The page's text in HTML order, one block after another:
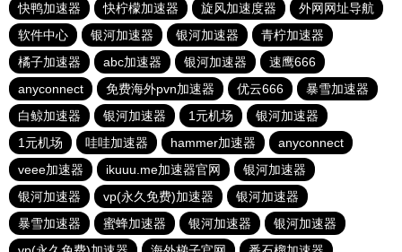
快鸭加速器
快柠檬加速器 旋风加速度器
外网网址导航
软件中心
银河加速器 银河加速器
青柠加速器
橘子加速器
abc加速器 银河加速器
速鹰666
anyconnect
免费海外pvn加速器 优云666
暴雪加速器
白鲸加速器
银河加速器 1元机场
银河加速器
1元机场
哇哇加速器 hammer加速器
anyconnect
veee加速器
ikuuu.me加速器官网
银河加速器
银河加速器
vp(永久免费)加速器
银河加速器
暴雪加速器
蜜蜂加速器 银河加速器
银河加速器